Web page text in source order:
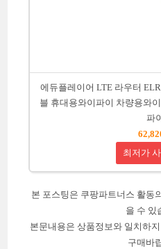
에듀플레이어 LTE 라우터
블 휴대용와이파이 차량용와
파이
최저가 사
본 포스팅은 쿠팡파트너스 활동
을 수 있
본문내용은 상품정보와 일치하
구매바